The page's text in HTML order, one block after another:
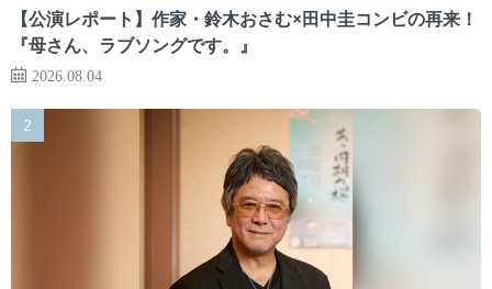
【公演レポート】作家・鈴木おさむ×田中圭コンビの再来！
『母さん、ラブソングです。』
2026.08.04